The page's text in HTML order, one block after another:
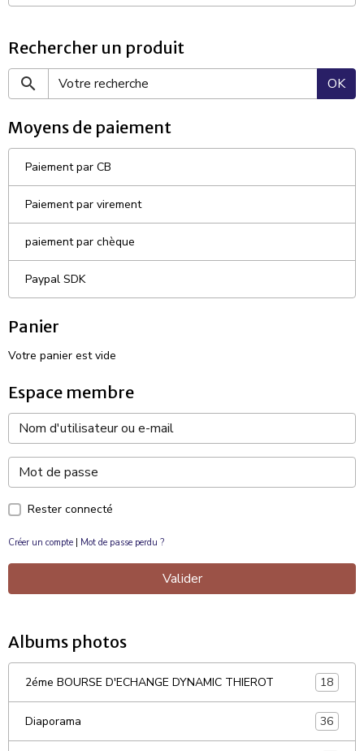
Rechercher un produit
OK
Moyens de paiement
Paiement par CB
Paiement par virement
paiement par chèque
Paypal SDK
Panier
Votre panier est vide
Espace membre
Rester connecté
Créer un compte Mot de passe perdu ?
Valider
Albums photos
2éme BOURSE D'ECHANGE DYNAMIC THIEROT 18
Diaporama 36